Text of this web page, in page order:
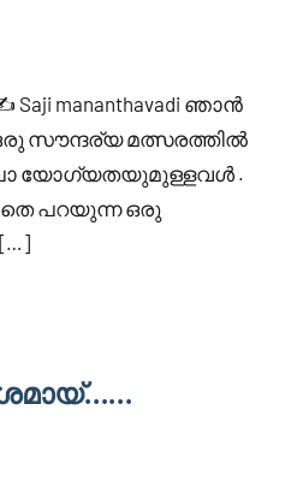
mananthavadi ഞാൻ
സൗന്ദര്യ മത്സരത്തിൽ
യോഗ്യതയുമുള്ളവൾ .
പറയുന്ന ഒരു